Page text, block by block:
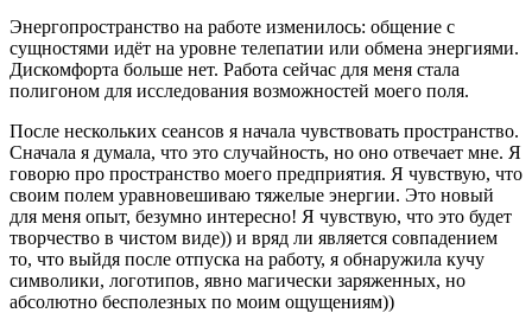
Энергопространство на работе изменилось: общение с
сущностями идёт на уровне телепатии или обмена энергиями.
Дискомфорта больше нет. Работа сейчас для меня стала
полигоном для исследования возможностей моего поля.
После нескольких сеансов я начала чувствовать пространство.
Сначала я думала, что это случайность, но оно отвечает мне. Я
говорю про пространство моего предприятия. Я чувствую, что
своим полем уравновешиваю тяжелые энергии. Это новый
для меня опыт, безумно интересно! Я чувствую, что это будет
творчество в чистом виде)) и вряд ли является совпадением
то, что выйдя после отпуска на работу, я обнаружила кучу
символики, логотипов, явно магически заряженных, но
абсолютно бесполезных по моим ощущениям))